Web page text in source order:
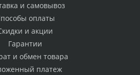
и самовывоз
оплаты
и акции
Гарантии
и обмен товара
платеж